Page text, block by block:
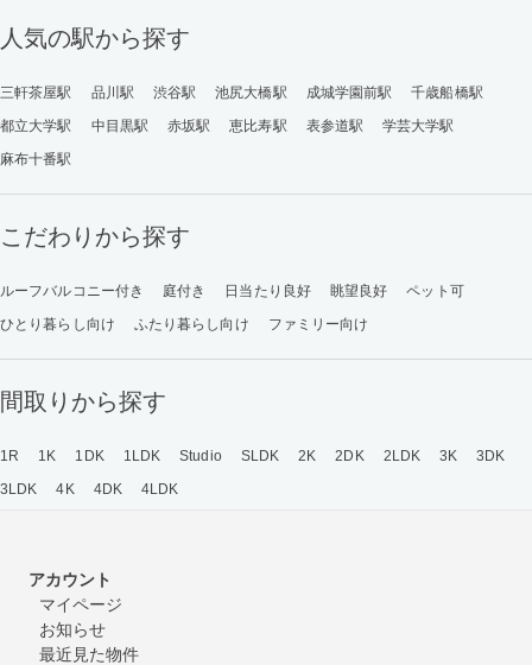
人気の駅から探す
三軒茶屋駅 品川駅 渋谷駅 池尻大橋駅 成城学園前駅
千歳船橋駅
都立大学駅
中目黒駅 赤坂駅 恵比寿駅 表参道駅
学芸大学駅
麻布十番駅
こだわりから探す
ルーフバルコニー付き 庭付き 日当たり良好 眺望良好
ペット可
ひとり暮らし向け
ふたり暮らし向け ファミリー向け
間取りから探す
1R 1K 1DK 1LDK Studio SLDK 2K 2DK 2LDK 3K
3DK
3LDK
4K 4DK 4LDK
アカウント
マイページ
お知らせ
最近見た物件